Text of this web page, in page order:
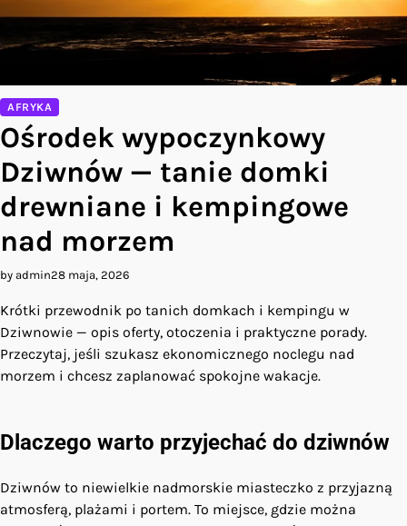
AFRYKA
Ośrodek wypoczynkowy
Dziwnów — tanie domki
drewniane i kempingowe
nad morzem
by admin28 maja, 2026
Krótki przewodnik po tanich domkach i kempingu w
Dziwnowie — opis oferty, otoczenia i praktyczne porady.
Przeczytaj, jeśli szukasz ekonomicznego noclegu nad
morzem i chcesz zaplanować spokojne wakacje.
Dlaczego warto przyjechać do dziwnów
Dziwnów to niewielkie nadmorskie miasteczko z przyjazną
atmosferą, plażami i portem. To miejsce, gdzie można